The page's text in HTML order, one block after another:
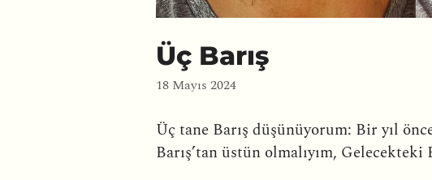
Üç Barış
18 Mayıs 2024
Üç tane Barış düşünüyorum: Bir yıl
Barış’tan üstün olmalıyım, Gelecekteki